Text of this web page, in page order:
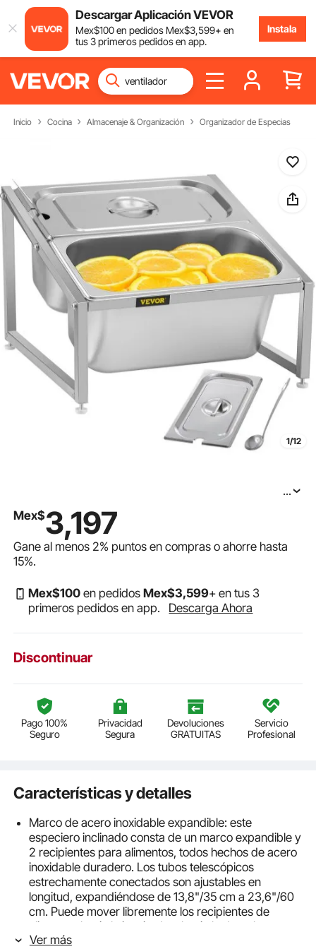
Descargar Aplicación VEVOR
Mex$100en pedidos Mex$3,599+ en
tus 3 primeros pedidos en app.
Instala
Inicio Cocina Almacenaje & Organización Organizador de Especias
1/12
de acero inoxidable, con 2 niveles, incluye 2 sartenes y
2 cucharones. Soporte inclinado para salsas,
ingredientes y frutas, ideal para la cocina.
...
Mex$3,197
Gane al menos2% puntos en compras o ahorre hasta
15%.
Mex$100 en pedidosMex$3,599+ en tus 3
primeros pedidos en app.
Descarga Ahora
Discontinuar
Pago 100%
Seguro
Privacidad
Segura
Devoluciones
GRATUITAS
Servicio
Profesional
Características y detalles
Marco de acero inoxidable expandible: este
especiero inclinado consta de un marco expandible y
2 recipientes para alimentos, todos hechos de acero
inoxidable duradero. Los tubos telescópicos
estrechamente conectados son ajustables en
longitud, expandiéndose de 13,8"/35 cm a 23,6"/60
cm. Puede mover libremente los recipientes de
alimentos hacia la izquierda o hacia la derecha,
dejándolos a su alcance. Además, la capacidad de
Ver más